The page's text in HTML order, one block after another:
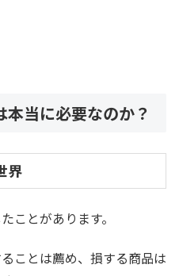
当に必要なのか？
界
ことがあります。
ことは薦め、損する商品は